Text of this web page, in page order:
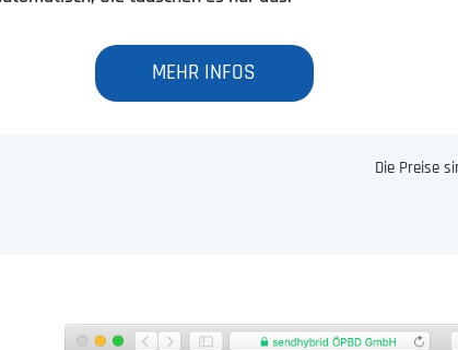
MEHR INFOS
Die Preise